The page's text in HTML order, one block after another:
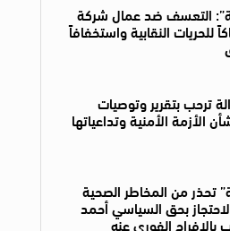
التعسف ضد عمال شركة
للحريات النقابية واستخفافاً
ترحب بتقرير وتوصيات
الأزمة الأمنية وتداعياتها
تحذر من المخاطر الصحية
بحق السياسي أحمد
الفوري عنه